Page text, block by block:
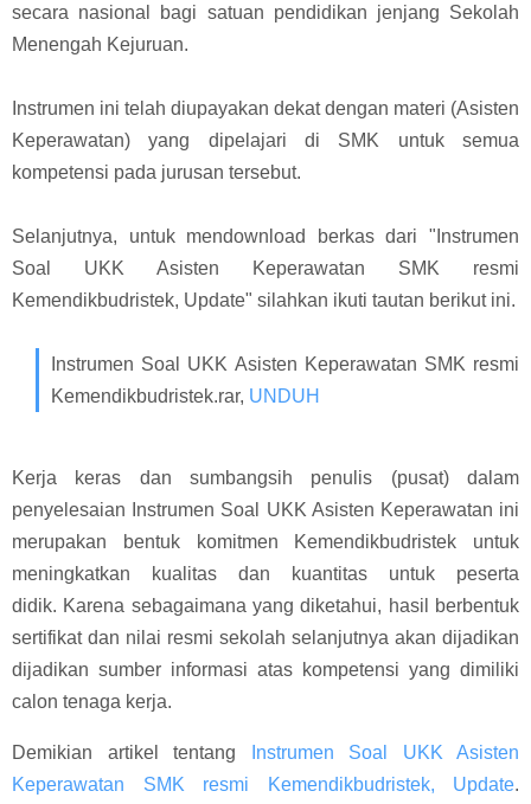
secara nasional bagi satuan pendidikan jenjang Sekolah
Menengah Kejuruan.
Instrumen ini telah diupayakan dekat dengan materi (Asisten
Keperawatan) yang dipelajari di SMK untuk semua
kompetensi pada jurusan tersebut.
Selanjutnya, untuk mendownload berkas dari "Instrumen
Soal UKK Asisten Keperawatan SMK resmi
Kemendikbudristek, Update" silahkan ikuti tautan berikut ini.
Instrumen Soal UKK Asisten Keperawatan SMK resmi
Kemendikbudristek.rar, UNDUH
Kerja keras dan sumbangsih penulis (pusat) dalam
penyelesaian Instrumen Soal UKK Asisten Keperawatan ini
merupakan bentuk komitmen Kemendikbudristek untuk
meningkatkan kualitas dan kuantitas untuk peserta
didik. Karena sebagaimana yang diketahui, hasil berbentuk
sertifikat dan nilai resmi sekolah selanjutnya akan dijadikan
dijadikan sumber informasi atas kompetensi yang dimiliki
calon tenaga kerja.
Demikian artikel tentang
Instrumen Soal UKK Asisten
Keperawatan SMK resmi Kemendikbudristek, Update.